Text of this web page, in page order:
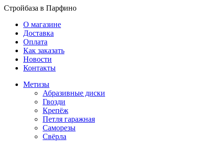
Стройбаза в Парфино
О магазине
Доставка
Оплата
Как заказать
Новости
Контакты
Метизы
Абразивные диски
Гвозди
Крепёж
Петля гаражная
Саморезы
Свёрла